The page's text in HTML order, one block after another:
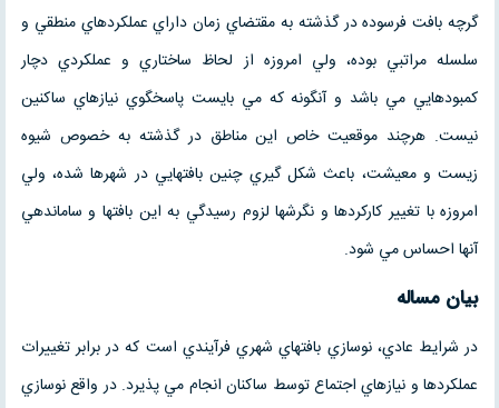
گرچه بافت فرسوده در گذشته به مقتضاي زمان داراي عملکردهاي منطقي و
سلسله مراتبي بوده، ولي امروزه از لحاظ ساختاري و عملکردي دچار
کمبودهايي مي باشد و آنگونه که مي بايست پاسخگوي نيازهاي ساکنين
نيست. هرچند موقعيت خاص اين مناطق در گذشته به خصوص شيوه
زيست و معيشت، باعث شکل گيري چنين بافتهايي در شهرها شده، ولي
امروزه با تغيير کارکردها و نگرشها لزوم رسيدگي به اين بافتها و ساماندهي
آنها احساس مي شود.
بيان مساله
در شرايط عادي، نوسازي بافتهاي شهري فرآيندي است که در برابر تغييرات
عملکردها و نيازهاي اجتماع توسط ساکنان انجام مي پذيرد. در واقع نوسازي